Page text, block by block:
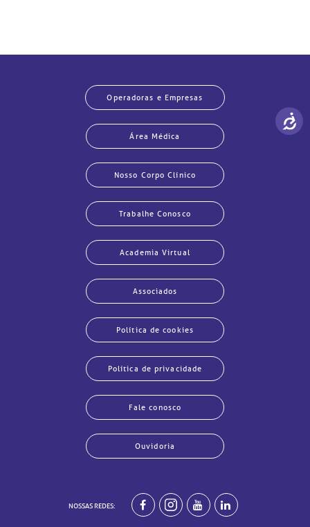
Operadoras e Empresas
Área Médica
Nosso Corpo Clínico
Trabalhe Conosco
Academia Virtual
Associados
Política de cookies
Política de privacidade
Fale conosco
Ouvidoria
NOSSAS REDES: